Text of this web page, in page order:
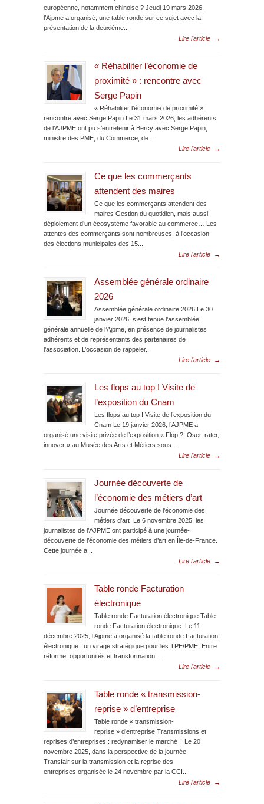
européenne, notamment chinoise ? Jeudi 19 mars 2026,
l’Ajpme a organisé, une table ronde sur ce sujet avec la
présentation de la deuxième...
Lire l'article
→
« Réhabiliter l’économie de
proximité » : rencontre avec
Serge Papin
« Réhabiliter l’économie de proximité » :
rencontre avec Serge Papin Le 31 mars 2026, les adhérents
de l’AJPME ont pu s’entretenir à Bercy avec Serge Papin,
ministre des PME, du Commerce, de...
Lire l'article
→
Ce que les commerçants
attendent des maires
Ce que les commerçants attendent des
maires Gestion du quotidien, mais aussi
déploiement d’un écosystème favorable au commerce… Les
attentes des commerçants sont nombreuses, à l’occasion
des élections municipales des 15...
Lire l'article
→
Assemblée générale ordinaire
2026
Assemblée générale ordinaire 2026 Le 30
janvier 2026, s’est tenue l’assemblée
générale annuelle de l’Ajpme, en présence de journalistes
adhérents et de représentants des partenaires de
l’association. L’occasion de rappeler...
Lire l'article
→
Les flops au top ! Visite de
l’exposition du Cnam
Les flops au top ! Visite de l’exposition du
Cnam Le 19 janvier 2026, l’AJPME a
organisé une visite privée de l’exposition « Flop ?! Oser, rater,
innover » au Musée des Arts et Métiers sous...
Lire l'article
→
Journée découverte de
l’économie des métiers d’art
Journée découverte de l’économie des
métiers d’art Le 6 novembre 2025, les
journalistes de l’AJPME ont participé à une journée-
découverte de l’économie des métiers d’art en Île-de-France.
Cette journée a...
Lire l'article
→
Table ronde Facturation
électronique
Table ronde Facturation électronique Table
ronde Facturation électronique Le 11
décembre 2025, l’Ajpme a organisé la table ronde Facturation
électronique : un virage stratégique pour les TPE/PME. Entre
réforme, opportunités et transformation....
Lire l'article
→
Table ronde « transmission-
reprise » d’entreprise
Table ronde « transmission-
reprise » d’entreprise Transmissions et
reprises d’entreprises : redynamiser le marché ! Le 20
novembre 2025, dans la perspective de la journée
Transfair sur la transmission et la reprise des
entreprises organisée le 24 novembre par la CCI...
Lire l'article
→